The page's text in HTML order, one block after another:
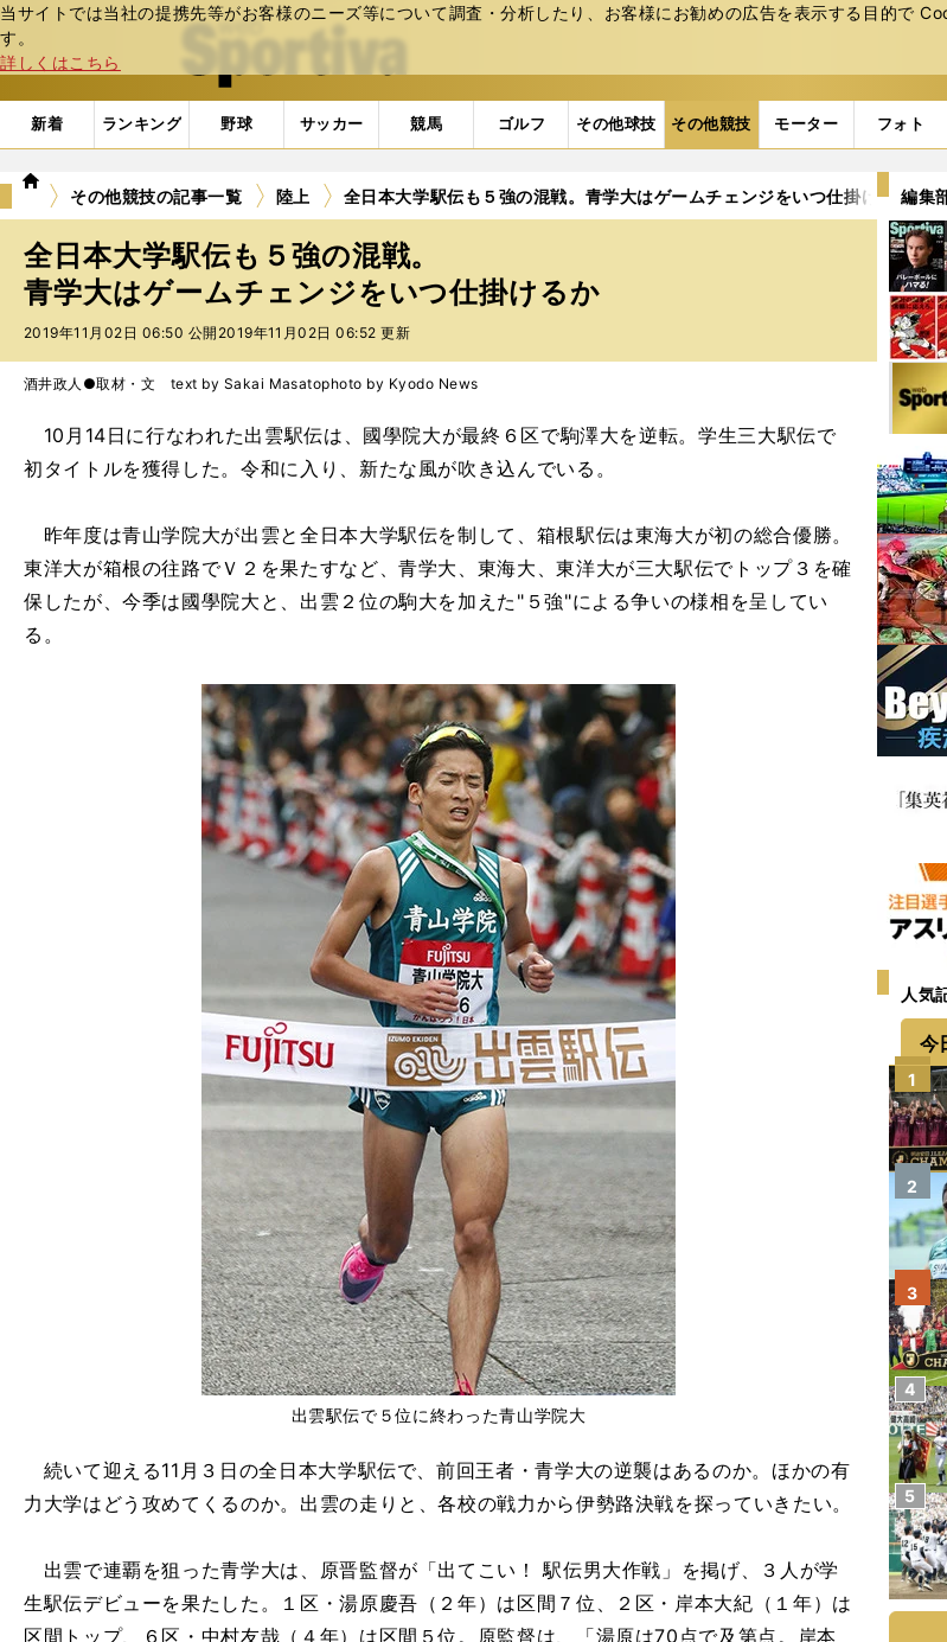
当サイトでは当社の提携先等がお客様のニーズ等について調査・分析したり、お客様にお勧めの広告を表⽰する⽬的で
す。
詳しくはこちら
web Sportiva (webスポルティーバ)
新着 ランキング 野球 サッカー 競馬 ゴルフ その他球技 その他競技 モーター フォト
we
ポ
ル
テ
ィ
ー
バ
その他競技の記事一覧 陸上 全日本大学駅伝も５強の混戦。青学大はゲームチェンジをいつ仕掛けるか
全日本大学駅伝も５強の混戦。
青学大はゲームチェンジをいつ仕掛けるか
2019年11月02日 06:50 公開 2019年11月02日 06:52 更新
酒井政人●取材・文 text by Sakai Masatophoto by Kyodo News
10月14日に行なわれた出雲駅伝は、國學院大が最終６区で駒澤大を逆転。学生三大駅伝で
初タイトルを獲得した。令和に入り、新たな風が吹き込んでいる。
昨年度は青山学院大が出雲と全日本大学駅伝を制して、箱根駅伝は東海大が初の総合優勝。
東洋大が箱根の往路でＶ２を果たすなど、青学大、東海大、東洋大が三大駅伝でトップ３を確
保したが、今季は國學院大と、出雲２位の駒大を加えた"５強"による争いの様相を呈してい
る。
出雲駅伝で５位に終わった青山学院大
続いて迎える11月３日の全日本大学駅伝で、前回王者・青学大の逆襲はあるのか。ほかの有
力大学はどう攻めてくるのか。出雲の走りと、各校の戦力から伊勢路決戦を探っていきたい。
出雲で連覇を狙った青学大は、原晋監督が「出てこい！ 駅伝男大作戦」を掲げ、３人が学
生駅伝デビューを果たした。１区・湯原慶吾（２年）は区間７位、２区・岸本大紀（１年）は
区間トップ、６区・中村友哉（４年）は区間５位。原監督は、「湯原は70点で及第点。岸本
編集
人気
今
1
2
3
4
5